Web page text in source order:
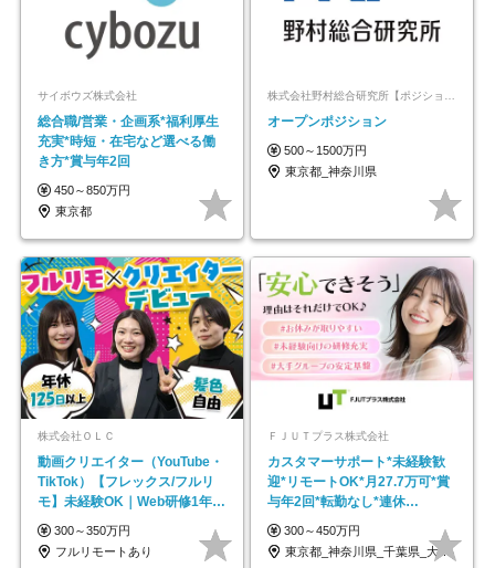
サイボウズ株式会社
総合職/営業・企画系*福利厚生
充実*時短・在宅など選べる働
き方*賞与年2回
450～850万円
東京都
オープンポジション
500～1500万円
東京都_神奈川県
株式会社ＯＬＣ
動画クリエイター（YouTube・
TikTok）【フレックス/フルリ
モ】未経験OK｜Web研修1年間
｜副業OK
300～350万円
フルリモートあり
ＦＪＵＴプラス株式会社
カスタマーサポート*未経験歓
迎*リモートOK*月27.7万可*賞
与年2回*転勤なし*連休
OK/ZE010232
300～450万円
東京都_神奈川県_千葉県_大阪府_愛知県…